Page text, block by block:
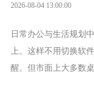
2026-08-04 13:00:00
日常办公与生活规划
上。这样不用切换软
醒。但市面上大多数